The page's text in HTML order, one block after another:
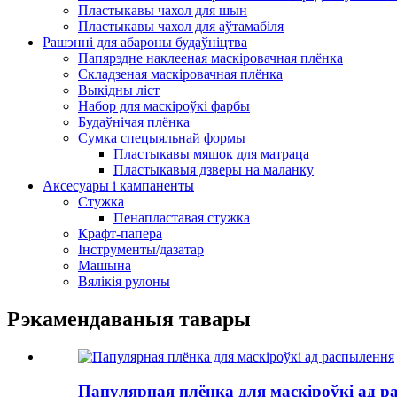
Пластыкавы чахол для шын
Пластыкавы чахол для аўтамабіля
Рашэнні для абароны будаўніцтва
Папярэдне наклееная маскіровачная плёнка
Складзеная маскіровачная плёнка
Выкідны ліст
Набор для маскіроўкі фарбы
Будаўнічая плёнка
Сумка спецыяльнай формы
Пластыкавы мяшок для матраца
Пластыкавыя дзверы на маланку
Аксесуары і кампаненты
Стужка
Пенапластавая стужка
Крафт-папера
Інструменты/дазатар
Машына
Вялікія рулоны
Рэкамендаваныя тавары
Папулярная плёнка для маскіроўкі ад